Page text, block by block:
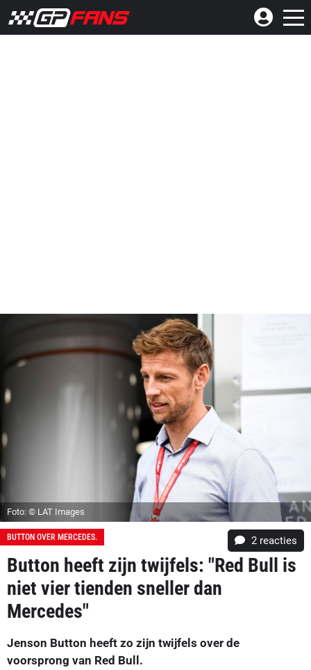
Foto: © LAT Images
BUTTON OVER MERCEDES. 2 reacties
Button heeft zijn twijfels: "Red Bull is
niet vier tienden sneller dan
Mercedes"
Jenson Button heeft zo zijn twijfels over de
voorsprong van Red Bull.